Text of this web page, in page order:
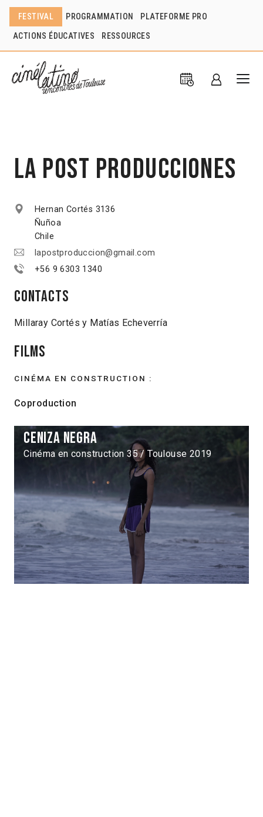
FESTIVAL PROGRAMMATION PLATEFORME PRO
ACTIONS ÉDUCATIVES RESSOURCES
La Post Producciones
Hernan Cortés 3136
Ñuñoa
Chile
lapostproduccion@gmail.com
+56 9 6303 1340
Contacts
Millaray Cortés y Matías Echeverría
Films
CINÉMA EN CONSTRUCTION :
Coproduction
Ceniza negra
Cinéma en construction 35 / Toulouse 2019